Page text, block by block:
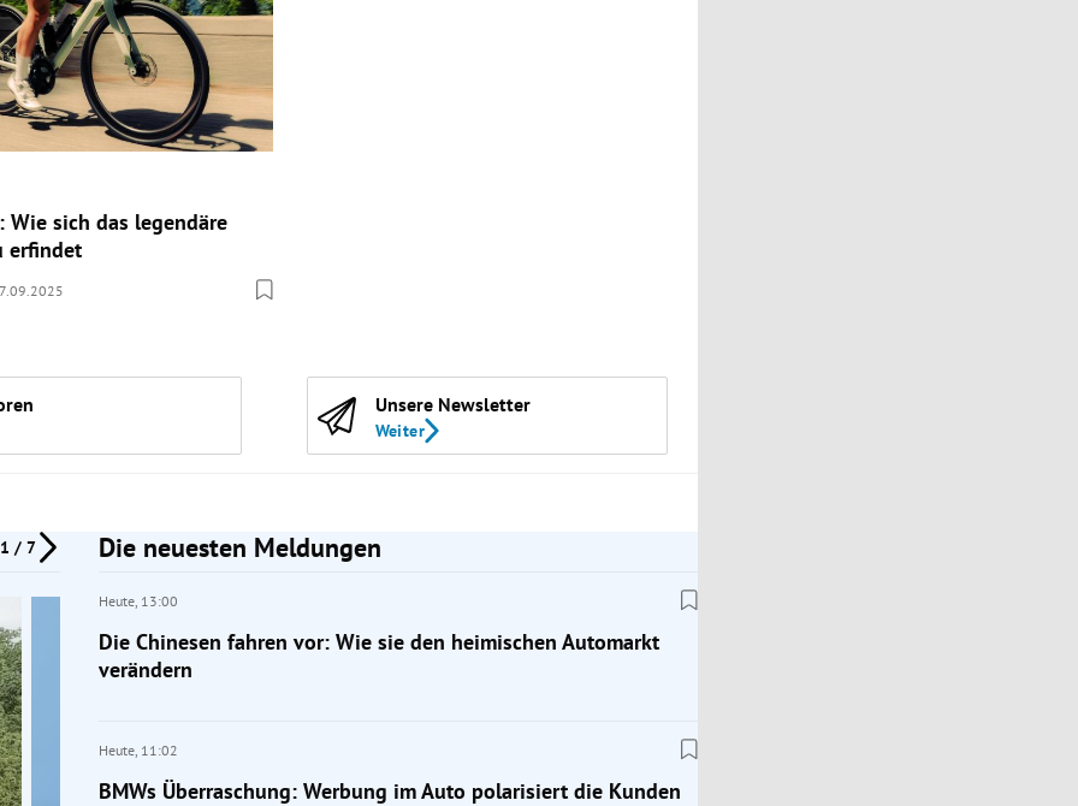
Wie sich das legendäre
erfindet
Unsere Newsletter
Weiter
1 / 7 Die neuesten Meldungen
Heute, 13:00
Die Chinesen fahren vor: Wie sie den heimischen Automarkt
verändern
Heute, 11:02
BMWs Überraschung: Werbung im Auto polarisiert die Kunden